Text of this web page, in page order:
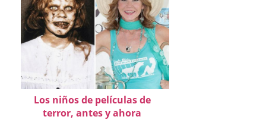
Los niños de películas de
terror, antes y ahora